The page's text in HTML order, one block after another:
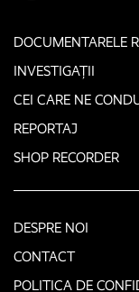
DOCUMENTARELE
INVESTIGAȚII
CEI CARE NE
REPORTAJ
SHOP RECORDER
DESPRE NOI
CONTACT
POLITICA DE